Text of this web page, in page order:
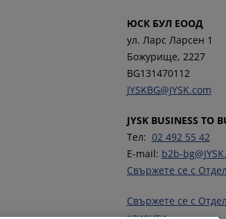
ЮСК БУЛ ЕООД
ул. Ларс Ларсен 1
Божурище, 2227
BG131470112
JYSKBG@JYSK.com
JYSK BUSINESS TO
Тел: 02 492 55 42
E-mail: b2b-
Свържете се с
Свържете се с